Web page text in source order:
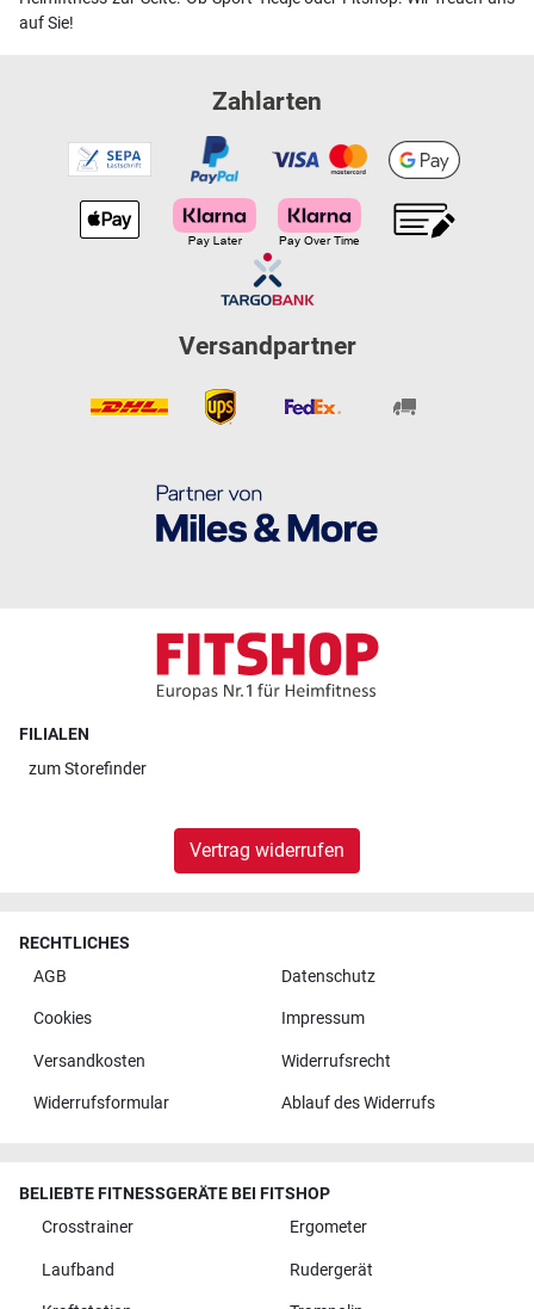
auf Sie!
Zahlarten
Versandpartner
FILIALEN
zumStorefinder
Vertrag widerrufen
RECHTLICHES
AGB
Datenschutz
Cookies Impressum
Versandkosten Widerrufsrecht
Widerrufsformular Ablauf des Widerrufs
BELIEBTE FITNESSGERÄTE BEI FITSHOP
Crosstrainer
Ergometer
Laufband Rudergerät